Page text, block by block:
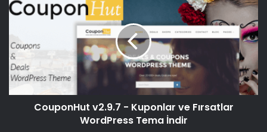
CouponHut v2.9.7 - Kuponlar ve Fırsatlar
WordPress Tema İndir